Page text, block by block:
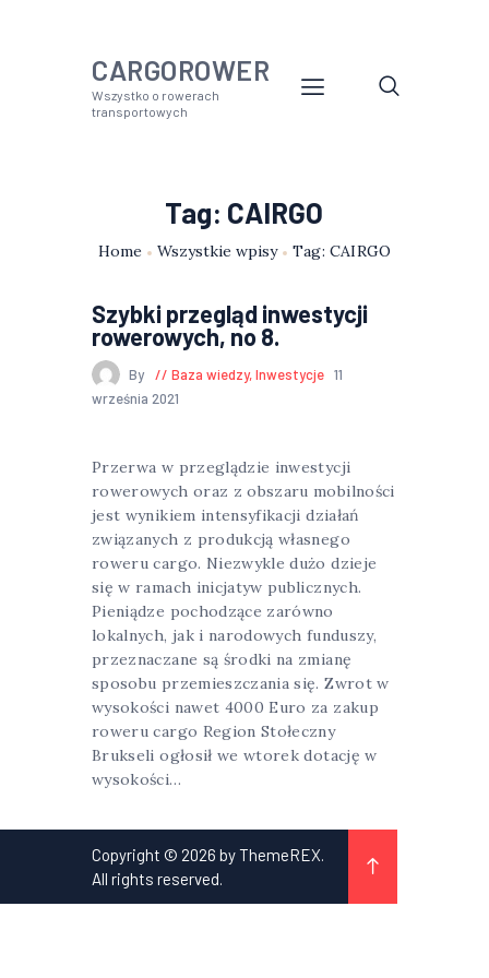
CARGOROWER
Wszystko o rowerach
transportowych
Tag: CAIRGO
Home Wszystkie wpisy Tag: CAIRGO
Szybki przegląd inwestycji
rowerowych, no 8.
By Baza wiedzy,Inwestycje 11
września 2021
Przerwa w przeglądzie inwestycji
rowerowych oraz z obszaru mobilności
jest wynikiem intensyfikacji działań
związanych z produkcją własnego
roweru cargo. Niezwykle dużo dzieje
się w ramach inicjatyw publicznych.
Pieniądze pochodzące zarówno
lokalnych, jak i narodowych funduszy,
przeznaczane są środki na zmianę
sposobu przemieszczania się. Zwrot w
wysokości nawet 4000 Euro za zakup
roweru cargo Region Stołeczny
Brukseli ogłosił we wtorek dotację w
wysokości…
Copyright © 2026 by ThemeREX.
All rights reserved.